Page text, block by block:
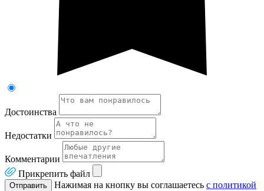
Достоинства
Недостатки
Комментарии
Прикрепить файл
Отправить Нажимая на кнопку вы соглашаетесь с политикой